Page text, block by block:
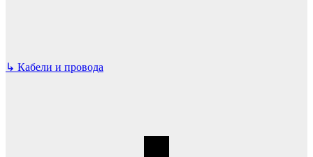
↳ Кабели и провода